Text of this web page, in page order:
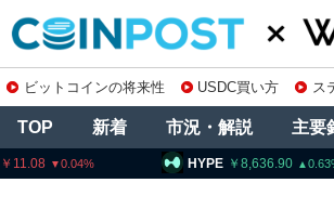
ビットコインの将来性 USDC買い方 ス
TOP 新着 市況・解説 主要
BTC
HYPE 8,636.90